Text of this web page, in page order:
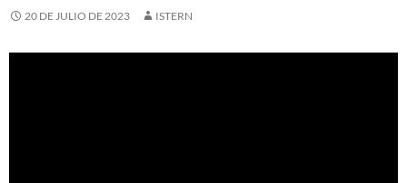
20 DE JULIO DE 2023 ISTERN